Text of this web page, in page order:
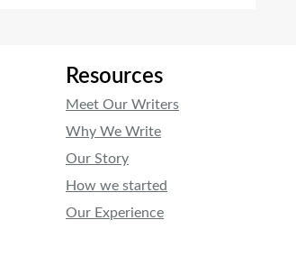
Resources
Meet Our Writers
Why We Write
Our Story
How we started
Our Experience